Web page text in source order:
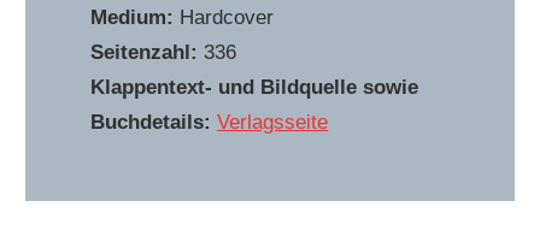
Medium: Hardcover
Seitenzahl:336
Klappentext- und Bildquelle sowie
Buchdetails: Verlagsseite